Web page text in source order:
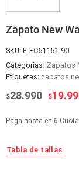
Zapato New
SKU: E-FC61151-90
Categorías: Zapatos
Etiquetas: zapatos
$28.990 El
$
Paga hasta en 6
Tabla de tallas